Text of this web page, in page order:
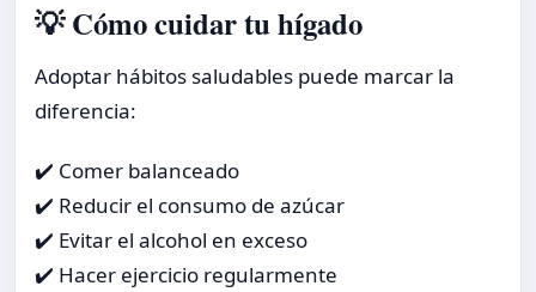
💡 Cómo cuidar tu hígado
Adoptar hábitos saludables puede marcar la
diferencia:
✔️ Comer balanceado
✔️ Reducir el consumo de azúcar
✔️ Evitar el alcohol en exceso
✔️ Hacer ejercicio regularmente